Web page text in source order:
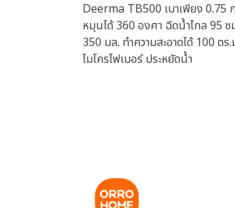
Deerma TB500 เบาเพียง 0.75
หมุนได้ 360 องศา ฉีดน้ำไกล 95 ซ
350 มล. ทำความสะอาดได้ 100 ตร
ไมโครไฟเบอร์ ประหยัดน้ำ